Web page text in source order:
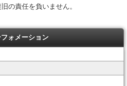
の責任を負いません。
フォメーション